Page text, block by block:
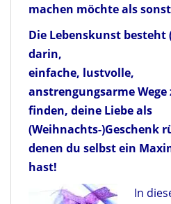
machen möchte als
Die Lebenskunst
darin,
einfache, lustvolle,
anstrengungsarme Wege
finden, deine Liebe als
(Weihnachts-)Geschenk
denen du selbst ein
hast!
In